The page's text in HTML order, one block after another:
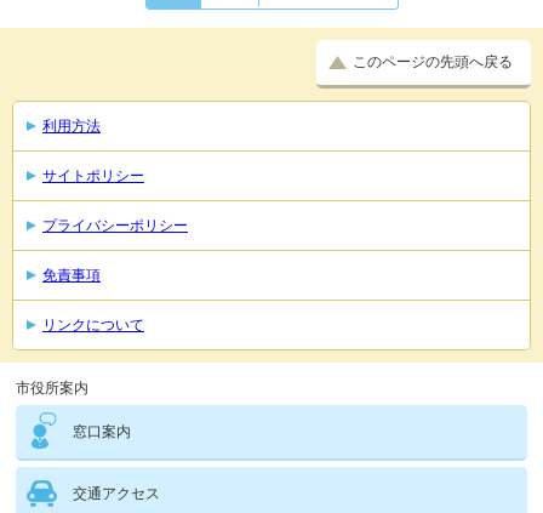
このページの先頭へ戻る
利用方法
サイトポリシー
プライバシーポリシー
免責事項
リンクについて
市役所案内
窓口案内
交通アクセス